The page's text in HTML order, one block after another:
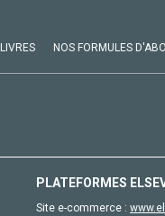
LIVRES NOS FORMULES
PLATEFORMES
Site e-commerce :